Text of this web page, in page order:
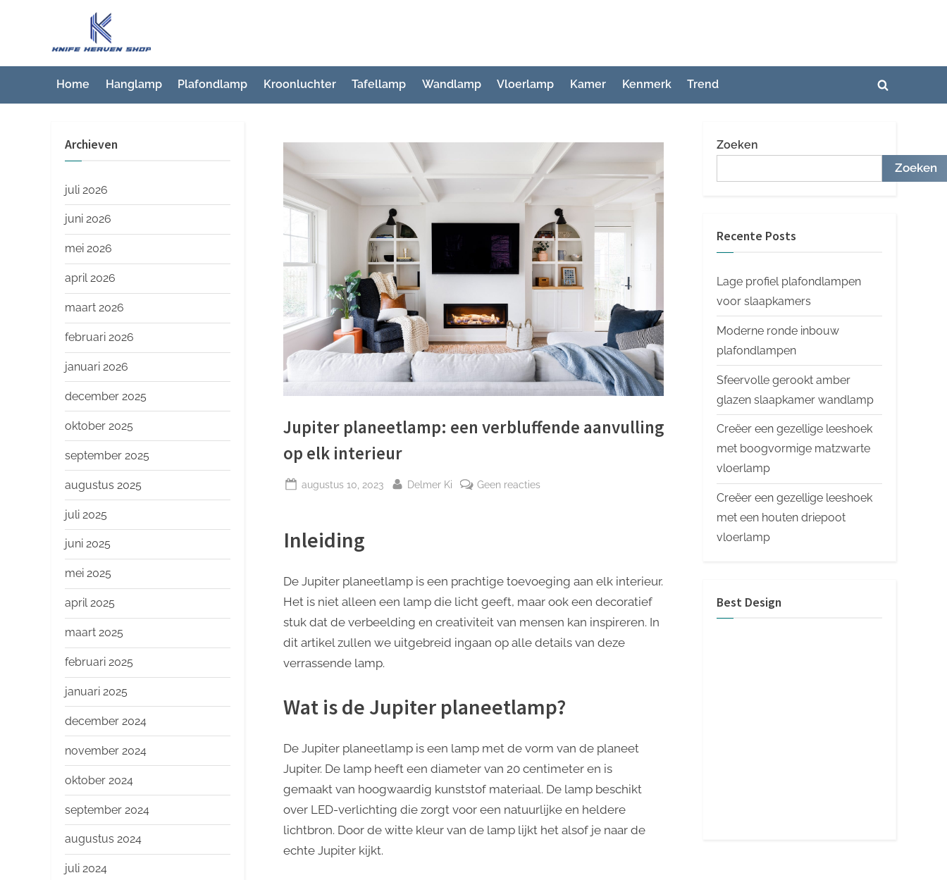
inhoud
K
n
i
f
e
h
Home Hanglamp Plafondlamp Kroonluchter Tafellamp Wandlamp Vloerlamp Kamer Kenmerk Trend
Toggle
Jupiter planeetlamp: een verbluffende aanvulling
op elk interieur
Geplaatst
augustus 10, 2023 Door
Delmer Ki Geen reacties
op
elk
interieur
Inleiding
De Jupiter planeetlamp is een prachtige toevoeging aan elk interieur.
Het is niet alleen een lamp die licht geeft, maar ook een decoratief
stuk dat de verbeelding en creativiteit van mensen kan inspireren. In
dit artikel zullen we uitgebreid ingaan op alle details van deze
verrassende lamp.
Wat is de Jupiter planeetlamp?
De Jupiter planeetlamp is een lamp met de vorm van de planeet
Jupiter. De lamp heeft een diameter van 20 centimeter en is
gemaakt van hoogwaardig kunststof materiaal. De lamp beschikt
over LED-verlichting die zorgt voor een natuurlijke en heldere
lichtbron. Door de witte kleur van de lamp lijkt het alsof je naar de
echte Jupiter kijkt.
Archieven
juli 2026
juni 2026
mei 2026
april 2026
maart 2026
februari 2026
januari 2026
december 2025
oktober 2025
september 2025
augustus 2025
juli 2025
juni 2025
mei 2025
april 2025
maart 2025
februari 2025
januari 2025
december 2024
november 2024
oktober 2024
september 2024
augustus 2024
juli 2024
Zoeken
Zoeken
Recente Posts
Lage profiel plafondlampen
voor slaapkamers
Moderne ronde inbouw
plafondlampen
Sfeervolle gerookt amber
glazen slaapkamer wandlamp
Creëer een gezellige leeshoek
met boogvormige matzwarte
vloerlamp
Creëer een gezellige leeshoek
met een houten driepoot
vloerlamp
Best Design